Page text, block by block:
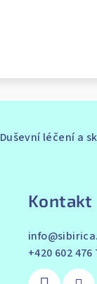
Duševní léčení a
Kontakt
info@
+420 602 476